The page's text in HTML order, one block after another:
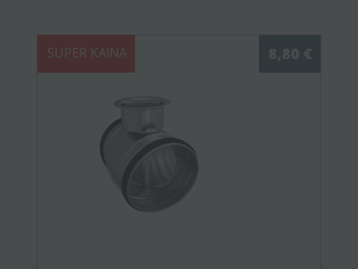
SUPER KAINA 8,80 €